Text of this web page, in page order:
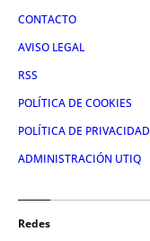
CONTACTO
AVISO LEGAL
RSS
POLÍTICA DE COOKIES
POLÍTICA DE PRIVACIDAD
ADMINISTRACIÓN UTIQ
Redes